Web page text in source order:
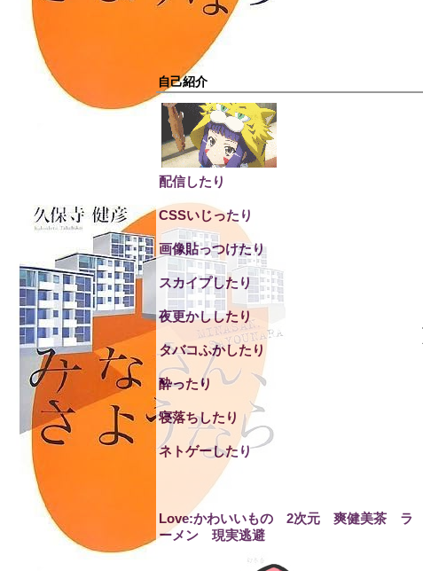
自己紹介
配信したり
CSSいじったり
画像貼っつけたり
スカイプしたり
夜更かししたり
タバコふかしたり
酔ったり
寝落ちしたり
ネトゲーしたり
Love:かわいいもの 2次元 爽健美茶 ラ
ーメン 現実逃避